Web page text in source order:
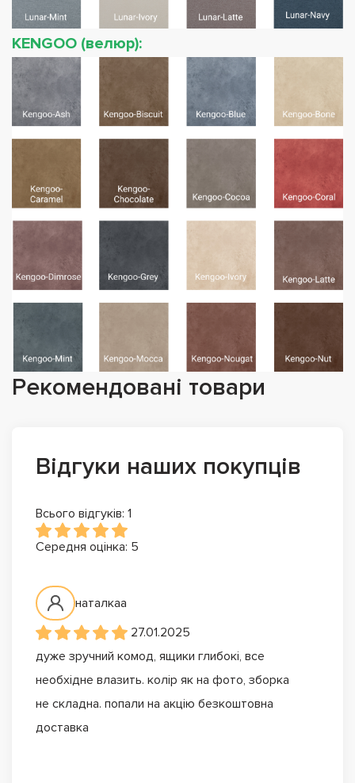
KENGOO (велюр):
Рекомендовані товари
Відгуки наших покупців
Всього відгуків: 1
Середня оцінка: 5
наталкаа
27.01.2025
дуже зручний комод, ящики глибокі, все
необхідне влазить. колір як на фото, зборка
не складна. попали на акцію безкоштовна
доставка